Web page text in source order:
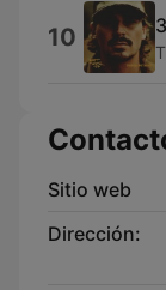
10
Sitio web
Dirección: